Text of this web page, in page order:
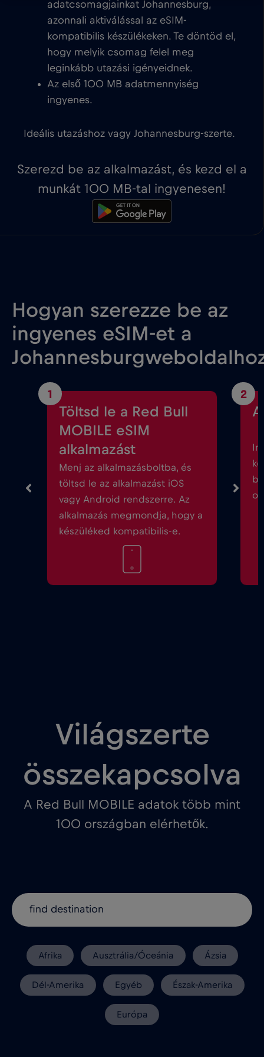
adatcsomagjainkat Johannesburg,
azonnali aktiválással az eSIM-
kompatibilis készülékeken. Te döntöd el,
hogy melyik csomag felel meg
leginkább utazási igényeidnek.
Az első 100 MB adatmennyiség
ingyenes.
Ideális utazáshoz vagy Johannesburg-szerte.
Szerezd be az alkalmazást, és kezd el a
munkát 100 MB-tal ingyenesen!
Hogyan szerezze be az
ingyenes eSIM-et a
1
Töltsd le a Red Bull
MOBILE eSIM
alkalmazást
Menj az alkalmazásboltba, és
töltsd le az alkalmazást iOS
vagy Android rendszerre. Az
alkalmazás megmondja, hogy a
készüléked kompatibilis-e.
2
Világszerte
összekapcsolva
A Red Bull MOBILE adatok több mint
100 országban elérhetők.
Afrika Ausztrália/Óceánia Ázsia
Dél-Amerika Egyéb Észak-Amerika
Európa